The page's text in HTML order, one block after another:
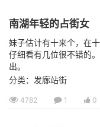
南湖年轻的占街女
妹子估计有十来个，在
仔细看有几位很不错的
出。
分类：发廊站街
4782 1 0